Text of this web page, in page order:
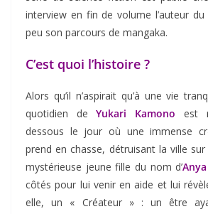
interview en fin de volume l’auteur
peu son parcours de mangaka.
C’est quoi l’histoire ?
Alors qu’il n’aspirait qu’à une vie
quotidien deYukari Kamono est
dessous le jour où une immense
prend en chasse, détruisant la ville
mystérieuse jeune fille du nom d’Anya
côtés pour lui venir en aide et lui
elle, un « Créateur » : un être